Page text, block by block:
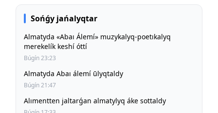
Sońǵy jańalyqtar
Almatyda «Abaı Álemí» muzykalyq-poetıkalyq
merekelík keshí óttí
Búgín 23:23
Almatyda Abaı álemí ūlyqtaldy
Búgín 21:47
Alımentten jaltarǵan almatylyq áke sottaldy